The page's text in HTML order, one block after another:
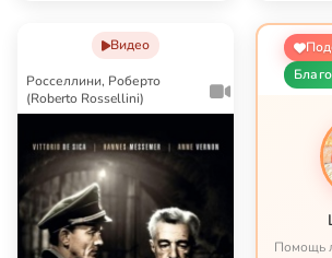
Видео
Росселлини, Роберто
(Roberto Rossellini)
Помощь